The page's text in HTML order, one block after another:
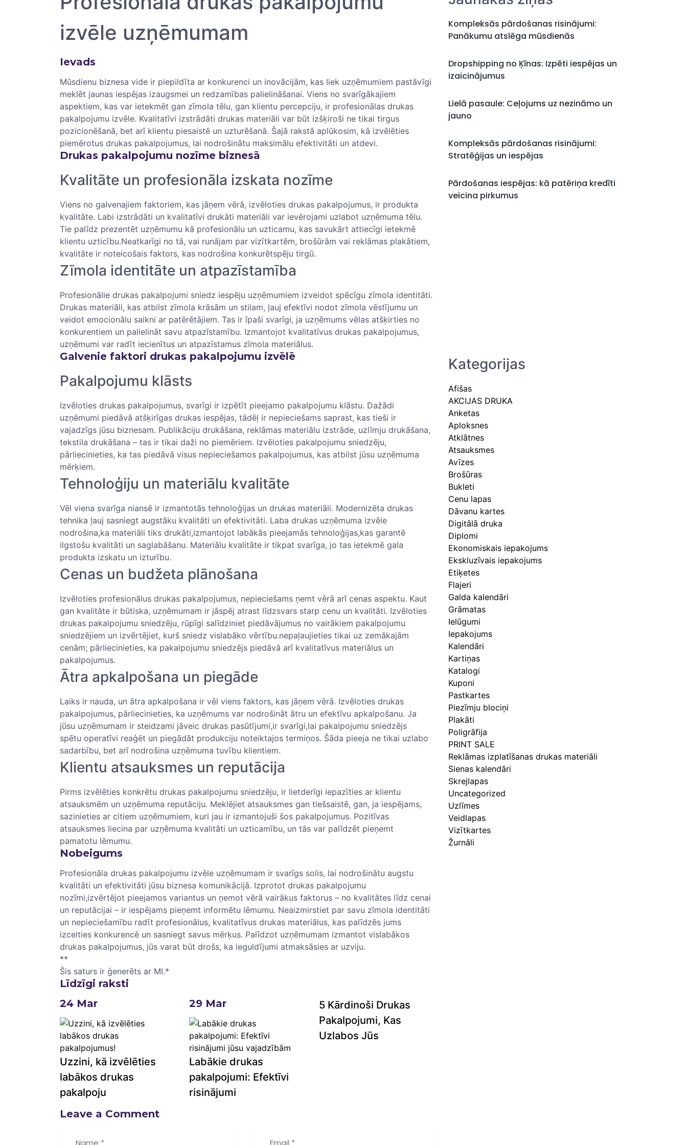
izvēle uzņēmumam
Ievads
Mūsdienu biznesa vide ir piepildīta ar konkurenci un inovācijām, kas ⁢liek uzņēmumiem ⁣pastāvīgi
meklēt jaunas ‌iespējas izaugsmei un ​redzamības palielināšanai. ‌Viens​ no ⁣svarīgākajiem⁢
aspektiem, kas var​ ietekmēt ​gan zīmola tēlu, gan klientu​ percepciju, ir profesionālas ⁣drukas
pakalpojumu izvēle.⁣ Kvalitatīvi izstrādāti drukas materiāli var būt ‌izšķiroši ne tikai tirgus
⁣pozicionēšanā, bet arī klientu⁤ piesaistē⁣ un uzturēšanā. Šajā rakstā aplūkosim, ​kā izvēlēties
piemērotus drukas pakalpojumus, lai nodrošinātu ⁢maksimālu efektivitāti un atdevi.
Drukas pakalpojumu nozīme ‌biznesā
Kvalitāte un profesionāla izskata nozīme
Viens no galvenajiem faktoriem, kas jāņem vērā, izvēloties drukas pakalpojumus, ir produkta
kvalitāte. Labi izstrādāti un kvalitatīvi drukāti materiāli var ievērojami uzlabot ⁢uzņēmuma tēlu.
‌Tie palīdz prezentēt uzņēmumu⁣ kā​ profesionālu un uzticamu, kas ⁢savukārt attiecīgi ietekmē
klientu uzticību.Neatkarīgi no tā, vai runājam par⁤ vizītkartēm, ‍brošūrām vai reklāmas plakātiem,
kvalitāte ir noteicošais faktors, kas nodrošina‌ konkurētspēju tirgū.
Zīmola ⁢identitāte un atpazīstamība
Profesionālie⁣ drukas pakalpojumi sniedz iespēju uzņēmumiem izveidot spēcīgu zīmola identitāti.
Drukas materiāli, kas‍ atbilst zīmola ‍krāsām un stilam, ļauj efektīvi nodot zīmola vēstījumu un
veidot emocionālu saikni ar patērētājiem. Tas ir īpaši svarīgi, ja uzņēmums ⁣vēlas atšķirties no
konkurentiem ‍un palielināt savu⁣ atpazīstamību.‍ Izmantojot kvalitatīvus drukas pakalpojumus,​
uzņēmumi var radīt iecienītus un atpazīstamus zīmola materiālus.
Galvenie faktori drukas pakalpojumu izvēlē
Pakalpojumu⁤ klāsts
Izvēloties drukas pakalpojumus, svarīgi ‍ir⁤ izpētīt pieejamo pakalpojumu ⁢klāstu. Dažādi
uzņēmumi piedāvā atšķirīgas drukas iespējas, tādēļ ir nepieciešams saprast, kas tieši ir
vajadzīgs jūsu biznesam. Publikāciju drukāšana,⁤ reklāmas materiālu izstrāde, uzlīmju drukāšana,
tekstila drukāšana – ‌tas ir tikai daži no piemēriem. Izvēloties pakalpojumu sniedzēju,
pārliecinieties, ka ⁤tas piedāvā visus ‍nepieciešamos pakalpojumus, kas ​atbilst jūsu uzņēmuma
mērķiem.
Tehnoloģiju⁤ un materiālu kvalitāte
Vēl viena svarīga niansē ir⁣ izmantotās tehnoloģijas un drukas materiāli. ​Modernizēta drukas
‍tehnika ļauj sasniegt augstāku kvalitāti un efektivitāti. Laba drukas uzņēmuma izvēle
⁤nodrošina,ka materiāli tiks drukāti,izmantojot labākās ⁤pieejamās ⁣tehnoloģijas,kas garantē
ilgstošu kvalitāti un saglabāšanu.​ Materiālu kvalitāte ir tikpat svarīga, jo tas ietekmē gala
produkta izskatu un izturību.
Cenas un budžeta plānošana
Izvēloties profesionālus drukas pakalpojumus, nepieciešams ņemt vērā arī⁣ cenas aspektu. Kaut
gan kvalitāte ir būtiska, ⁤uzņēmumam ir ‌jāspēj atrast līdzsvars starp cenu ​un ‍kvalitāti. Izvēloties⁣
drukas pakalpojumu‌ sniedzēju, ‌rūpīgi salīdziniet ⁤piedāvājumus no vairākiem‌ pakalpojumu
sniedzējiem un izvērtējiet, kurš sniedz vislabāko‍ vērtību.nepaļaujieties tikai uz zemākajām⁤
cenām; ⁣pārliecinieties, ka pakalpojumu sniedzējs piedāvā arī kvalitatīvus materiālus un
pakalpojumus.
Ātra ⁤apkalpošana un piegāde
Laiks ir nauda, ​un ātra‌ apkalpošana​ ir vēl viens faktors, ⁣kas jāņem vērā. Izvēloties drukas⁤
pakalpojumus, pārliecinieties, ka uzņēmums var nodrošināt ātru un efektīvu apkalpošanu. Ja
‍jūsu uzņēmumam ‍ir steidzami jāveic drukas‍ pasūtījumi,ir svarīgi,lai pakalpojumu sniedzējs
spētu operatīvi reaģēt un piegādāt produkciju ⁣noteiktajos termiņos. Šāda pieeja ne tikai uzlabo
sadarbību, ‍bet arī nodrošina uzņēmuma tuvību‌ klientiem.
Klientu atsauksmes un reputācija
Pirms izvēlēties⁢ konkrētu drukas pakalpojumu sniedzēju, ir lietderīgi iepazīties ar klientu
atsauksmēm un uzņēmuma reputāciju. Meklējiet atsauksmes gan‌ tiešsaistē, gan,‌ ja iespējams,
sazinieties ar citiem⁤ uzņēmumiem, ⁢kuri jau ir izmantojuši šos​ pakalpojumus. Pozitīvas
atsauksmes liecina par uzņēmuma kvalitāti⁤ un uzticamību, un tās var palīdzēt pieņemt
pamatotu lēmumu.
Nobeigums
Profesionāla ⁢drukas pakalpojumu izvēle uzņēmumam ir svarīgs solis, lai nodrošinātu augstu
kvalitāti un efektivitāti jūsu biznesa komunikācijā. Izprotot drukas pakalpojumu
nozīmi,izvērtējot pieejamos ⁣variantus un ņemot vērā vairākus faktorus – no kvalitātes līdz cenai
un ​reputācijai – ir ​iespējams pieņemt informētu ‍lēmumu. Neaizmirstiet par ⁢savu zīmola identitāti
un nepieciešamību radīt profesionālus, kvalitatīvus drukas materiālus, kas⁢ palīdzēs jums
izcelties konkurencē un sasniegt savus mērķus. Palīdzot uzņēmumam izmantot ‌vislabākos
drukas pakalpojumus, jūs varat būt drošs, ka ieguldījumi atmaksāsies ar uzviju.
**
Šis saturs ir ģenerēts ar‍ MI.*
Līdzīgi raksti
24 Mar
Uzzini, kā izvēlēties
labākos drukas
pakalpoju
29 Mar
Labākie drukas
pakalpojumi: Efektīvi
risinājumi
5 Kārdinoši Drukas
Pakalpojumi, Kas
Uzlabos Jūs
Leave a Comment
Kompleksās pārdošanas risinājumi:
Panākumu atslēga mūsdienās
Dropshipping no Ķīnas: Izpēti iespējas un
izaicinājumus
Lielā pasaule: Ceļojums uz nezināmo un
jauno
Kompleksās pārdošanas risinājumi:
Stratēģijas un iespējas
Pārdošanas iespējas: kā patēriņa kredīti
veicina pirkumus
Kategorijas
Afišas
AKCIJAS DRUKA
Anketas
Aploksnes
Atklātnes
Atsauksmes
Avīzes
Brošūras
Bukleti
Cenu lapas
Dāvanu kartes
Digitālā druka
Diplomi
Ekonomiskais iepakojums
Ekskluzīvais iepakojums
Etiķetes
Flajeri
Galda kalendāri
Grāmatas
Ielūgumi
Iepakojums
Kalendāri
Kartiņas
Katalogi
Kuponi
Pastkartes
Piezīmju blociņi
Plakāti
Poligrāfija
PRINT SALE
Reklāmas izplatīšanas drukas materiāli
Sienas kalendāri
Skrejlapas
Uncategorized
Uzlīmes
Veidlapas
Vizītkartes
Žurnāli